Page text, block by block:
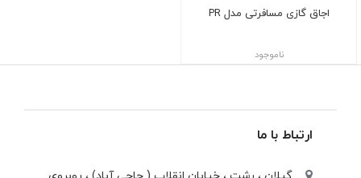
اجاق گازی مسافرتی مدل PR
ناموجود
ارتباط با ما